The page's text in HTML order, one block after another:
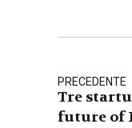
PRECEDENTE
Tre
future of